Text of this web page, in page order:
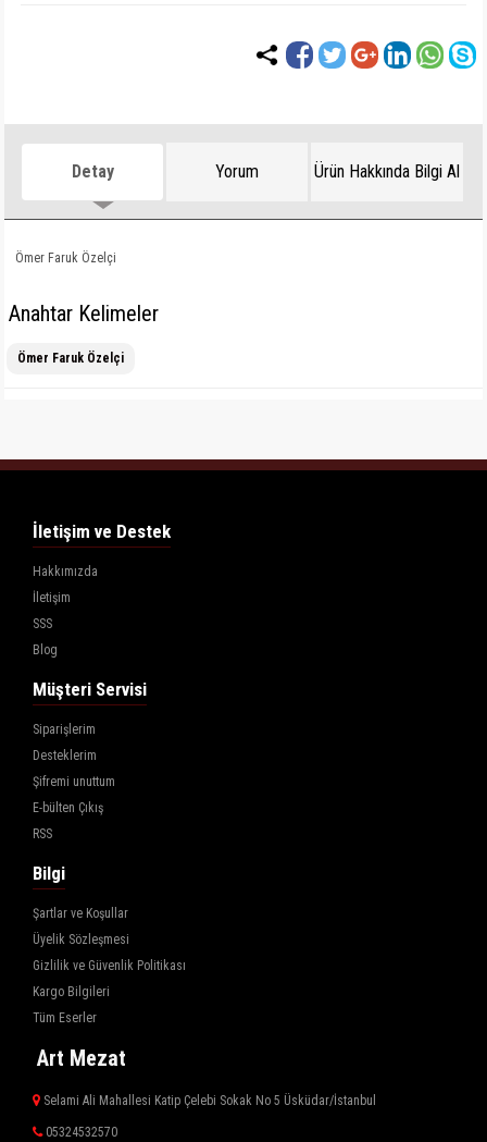
Detay Yorum Ürün Hakkında Bilgi Al
Ömer Faruk Özelçi
Anahtar Kelimeler
Ömer Faruk Özelçi
İletişim ve Destek
Hakkımızda
İletişim
SSS
Blog
Müşteri Servisi
Siparişlerim
Desteklerim
Şifremi unuttum
E-bülten Çıkış
RSS
Bilgi
Şartlar ve Koşullar
Üyelik Sözleşmesi
Gizlilik ve Güvenlik Politikası
Kargo Bilgileri
Tüm Eserler
Art Mezat
Selami Ali Mahallesi Katip Çelebi Sokak No 5 Üsküdar/İstanbul
05324532570